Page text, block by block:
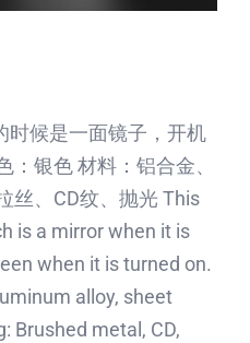
时候是一面镜子，开机
：银色 材料：铝合金、
丝、CD纹、抛光 This
is a mirror when it is
when it is turned on.
alloy, sheet
Brushed metal, CD,